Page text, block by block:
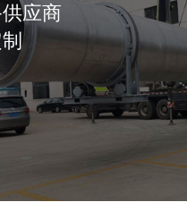
应商